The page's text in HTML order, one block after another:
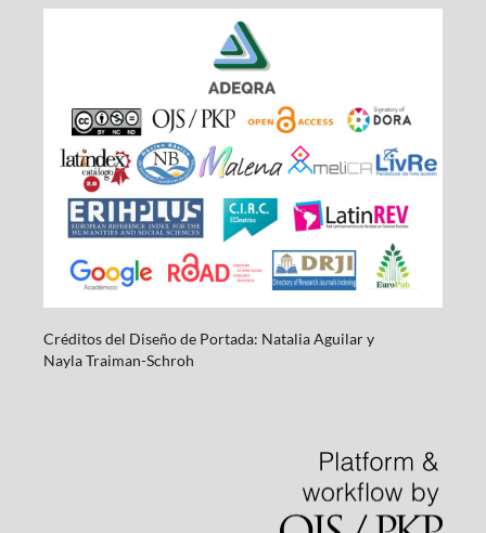
Créditos del Diseño de Portada: Natalia Aguilar y
NaylaTraiman-Schroh